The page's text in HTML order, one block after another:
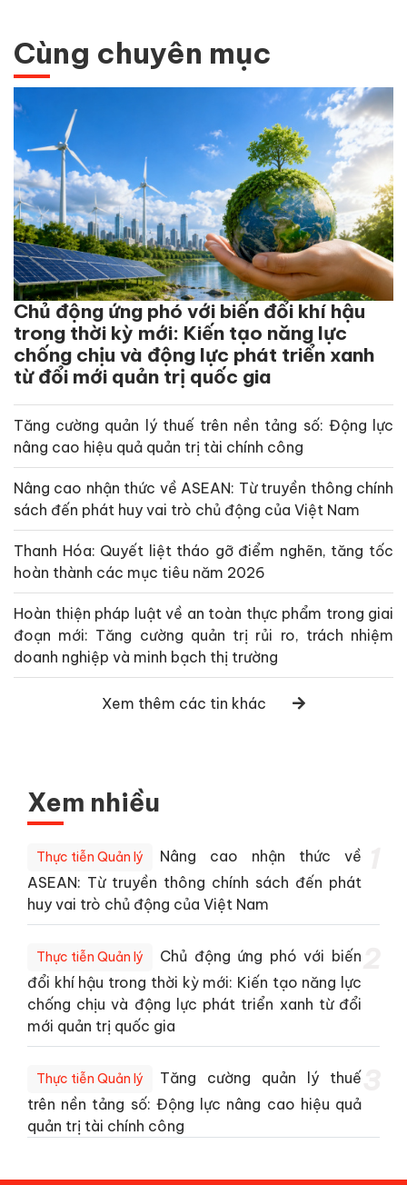
Cùng chuyên mục
Chủ động ứng phó với biến đổi khí hậu
trong thời kỳ mới: Kiến tạo năng lực
chống chịu và động lực phát triển xanh
từ đổi mới quản trị quốc gia
Tăng cường quản lý thuế trên nền tảng số: Động lực
nâng cao hiệu quả quản trị tài chính công
Nâng cao nhận thức về ASEAN: Từ truyền thông chính
sách đến phát huy vai trò chủ động của Việt Nam
Thanh Hóa: Quyết liệt tháo gỡ điểm nghẽn, tăng tốc
hoàn thành các mục tiêu năm 2026
Hoàn thiện pháp luật về an toàn thực phẩm trong giai
đoạn mới: Tăng cường quản trị rủi ro, trách nhiệm
doanh nghiệp và minh bạch thị trường
Xem thêm các tin khác
Xem nhiều
Thực tiễn Quản lý
Nâng cao nhận thức về
ASEAN: Từ truyền thông chính sách đến phát
huy vai trò chủ động của Việt Nam
Thực tiễn Quản lý
Chủ động ứng phó với biến
đổi khí hậu trong thời kỳ mới: Kiến tạo năng lực
chống chịu và động lực phát triển xanh từ đổi
mới quản trị quốc gia
Thực tiễn Quản lý
Tăng cường quản lý thuế
trên nền tảng số: Động lực nâng cao hiệu quả
quản trị tài chính công